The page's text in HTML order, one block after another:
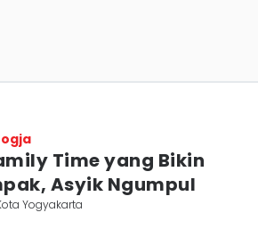
Time yang Bikin
Asyik Ngumpul
Yogyakarta